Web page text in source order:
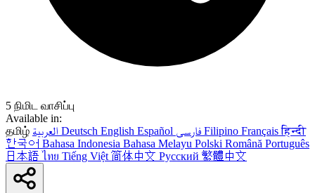
5 நிமிட வாசிப்பு
Available in:
தமிழ்
Deutsch English Español Filipino Françaisहिन्दी
한국어 Bahasa Indonesia Bahasa Melayu Polski Română Português
日本語 ไทย Tiếng Việt 简体中文 Русский 繁體中文